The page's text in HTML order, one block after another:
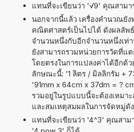
แทนที่จะเขียนว่า '√9' คุณสามา
นอกจากนี้แล้ว เครื่องคำนวณยัง
คณิตศาสตร์เป็นไปได้ ดังผลลัพ
จำนวนหนึ่งกับอีกจำนวนหนึ่งเท่
ยังสามารถรวมหน่วยการวัดที่แ
โดยตรงในการแปลงค่าได้อีกด้
ลักษณะนี้: '1 ลิตร / มิลลิกรัม +
'91mm x 64cm x 37dm = ?
รวมอยู่ในรูปแบบนี้จะต้องเหมา
และสมเหตุสมผลในการจัดหมู่ดั
แทนที่จะเขียนว่า '4^3' คุณสาม